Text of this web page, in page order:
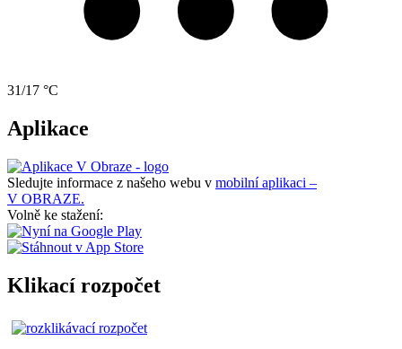
31/17 °C
Aplikace
Sledujte informace z našeho webu v mobilní aplikaci –
V OBRAZE.
Volně ke stažení:
Klikací rozpočet